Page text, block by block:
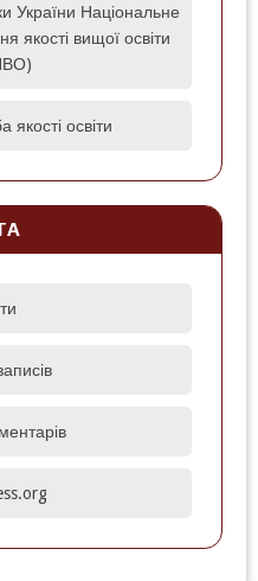
України Національне
якості вищої освіти
освіти